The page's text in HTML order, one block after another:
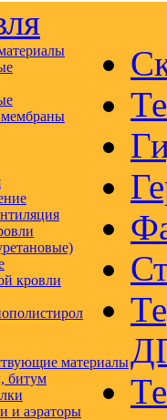
кровли
материалы
битум
и аэраторы